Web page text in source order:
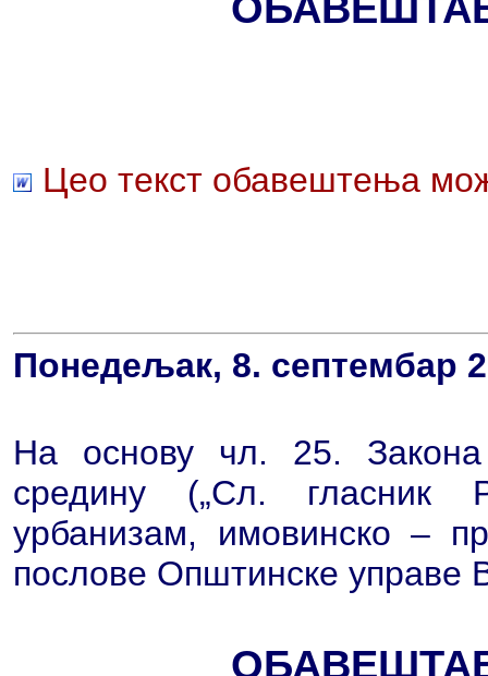
Цео текст обавештења
Понедељак, 8. септембар
На основу чл. 25.
средину („Сл.
урбанизам, имовинско –
послове Општинске управе